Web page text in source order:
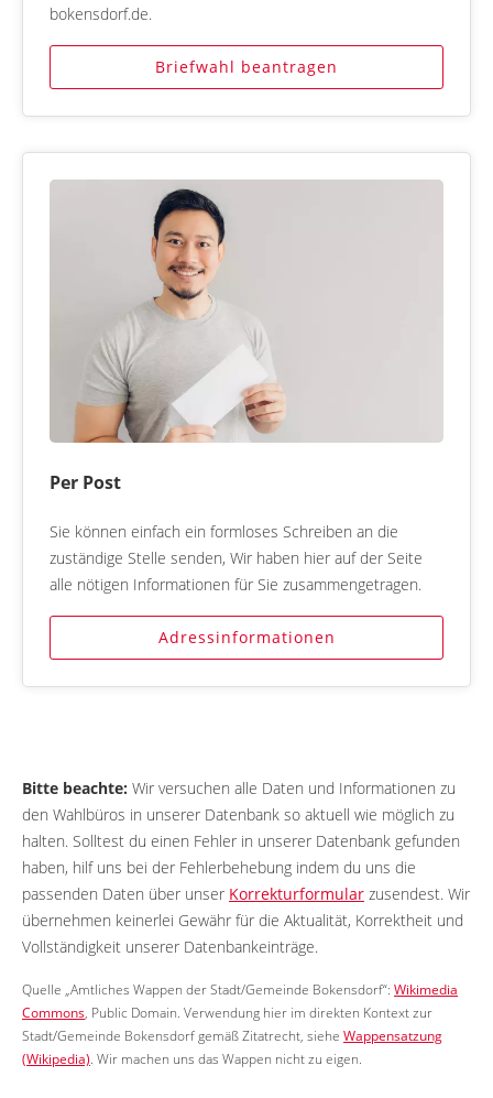
bokensdorf.de.
Briefwahl beantragen
Per Post
Sie können einfach ein formloses Schreiben an die
zuständige Stelle senden, Wir haben hier auf der Seite
alle nötigen Informationen für Sie zusammengetragen.
Adressinformationen
Bitte beachte: Wir versuchen alle Daten und Informationen zu
den Wahlbüros in unserer Datenbank so aktuell wie möglich zu
halten. Solltest du einen Fehler in unserer Datenbank gefunden
haben, hilf uns bei der Fehlerbehebung indem du uns die
passenden Daten über unser Korrekturformular zusendest. Wir
übernehmen keinerlei Gewähr für die Aktualität, Korrektheit und
Vollständigkeit unserer Datenbankeinträge.
Quelle „Amtliches Wappen der Stadt/Gemeinde Bokensdorf“: Wikimedia
Commons, Public Domain. Verwendung hier im direkten Kontext zur
Stadt/Gemeinde Bokensdorf gemäß Zitatrecht, siehe Wappensatzung
(Wikipedia). Wir machen uns das Wappen nicht zu eigen.